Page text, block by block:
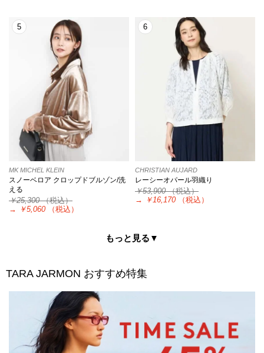
5
MK MICHEL KLEIN
スノーベロア クロップドブルゾン/洗
える
￥25,300（税込）
→
￥5,060 （税込）
6
CHRISTIAN AUJARD
レーシーオパール羽織り
￥53,900（税込）
→
￥16,170 （税込）
もっと見る▼
TARA JARMON おすすめ特集